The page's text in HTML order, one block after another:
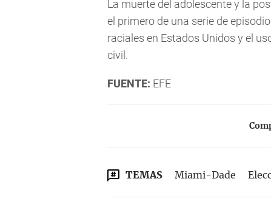
La muerte del adolescente y la
el primero de una serie de
raciales en Estados Unidos y el
civil.
FUENTE: EFE
TEMAS Miami-Dade